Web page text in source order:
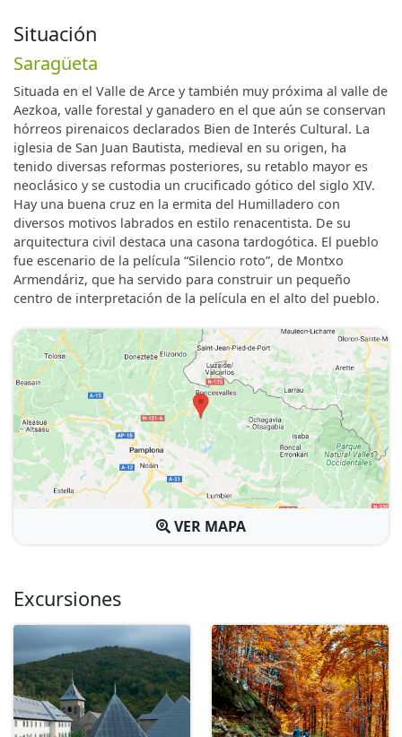
Situación
Saragüeta
Situada en el Valle de Arce y también muy próxima al valle de
Aezkoa, valle forestal y ganadero en el que aún se conservan
hórreos pirenaicos declarados Bien de Interés Cultural. La
iglesia de San Juan Bautista, medieval en su origen, ha
tenido diversas reformas posteriores, su retablo mayor es
neoclásico y se custodia un crucificado gótico del siglo XIV.
Hay una buena cruz en la ermita del Humilladero con
diversos motivos labrados en estilo renacentista. De su
arquitectura civil destaca una casona tardogótica. El pueblo
fue escenario de la película “Silencio roto”, de Montxo
Armendáriz, que ha servido para construir un pequeño
centro de interpretación de la película en el alto del pueblo.
VER MAPA
Excursiones